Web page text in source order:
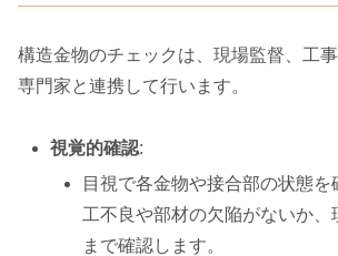
構造金物のチェックは、現場監督、工
専門家と連携して行います。
視覚的確認:
目視で各金物や接合部の状態
工不良や部材の欠陥がないか、
まで確認します。